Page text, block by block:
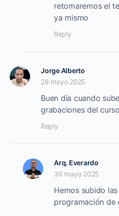
retomaremos el
ya mismo
Reply
Jorge Alberto
28 mayo 2025
Buen día cuando
grabaciones del
Reply
Arq. Everardo
30 mayo 2025
Hemos subido
programación de